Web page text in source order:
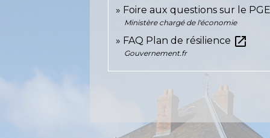
Foire aux questions sur le PGE
Ministère chargé de l'économie
FAQ Plan de résilience open_in_new
Gouvernement.fr